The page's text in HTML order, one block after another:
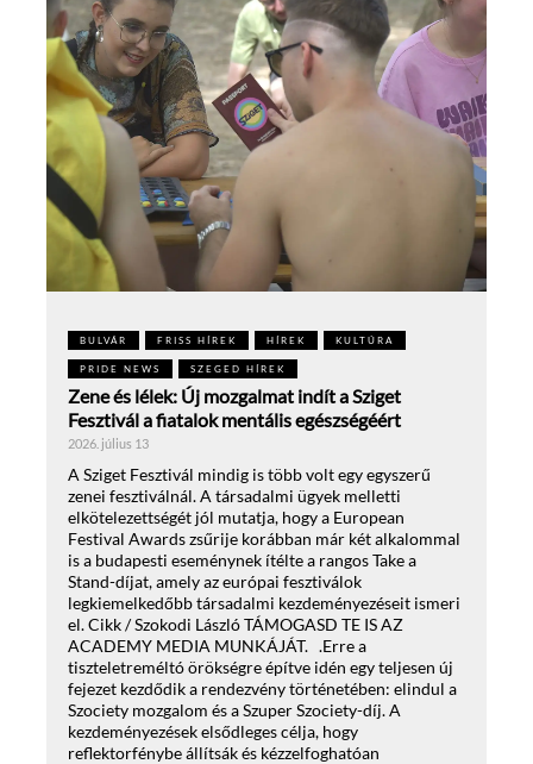
BULVÁR FRISS HÍREK HÍREK KULTÚRA
PRIDE NEWS SZEGED HÍREK
Zene és lélek: Új mozgalmat indít a Sziget
Fesztivál a fiatalok mentális egészségéért
2026. július 13
A Sziget Fesztivál mindig is több volt egy egyszerű
zenei fesztiválnál. A társadalmi ügyek melletti
elkötelezettségét jól mutatja, hogy a European
Festival Awards zsűrije korábban már két alkalommal
is a budapesti eseménynek ítélte a rangos Take a
Stand-díjat, amely az európai fesztiválok
legkiemelkedőbb társadalmi kezdeményezéseit ismeri
el. Cikk / Szokodi László TÁMOGASD TE IS AZ
ACADEMY MEDIA MUNKÁJÁT. .Erre a
tiszteletreméltó örökségre építve idén egy teljesen új
fejezet kezdődik a rendezvény történetében: elindul a
Szociety mozgalom és a Szuper Szociety-díj. A
kezdeményezések elsődleges célja, hogy
reflektorfénybe állítsák és kézzelfoghatóan